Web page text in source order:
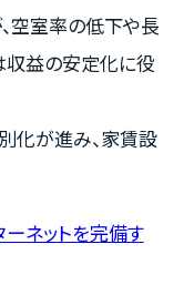
空室率の低下や長
益の安定化に役
化が進み、家賃設
ネットを完備す